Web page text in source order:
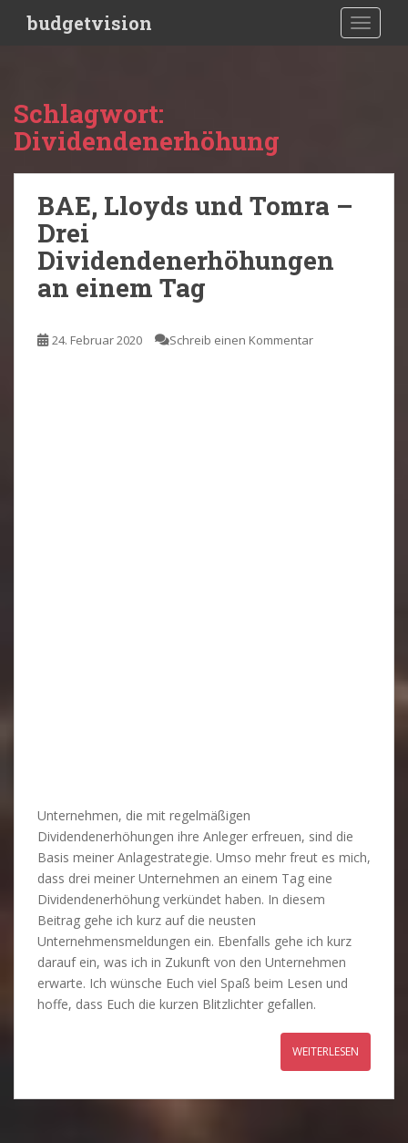
budgetvision
Schlagwort:
Dividendenerhöhung
BAE, Lloyds und Tomra –
Drei
Dividendenerhöhungen
an einem Tag
24. Februar 2020 Schreib einen Kommentar
Unternehmen, die mit regelmäßigen
Dividendenerhöhungen ihre Anleger erfreuen, sind die
Basis meiner Anlagestrategie. Umso mehr freut es mich,
dass drei meiner Unternehmen an einem Tag eine
Dividendenerhöhung verkündet haben. In diesem
Beitrag gehe ich kurz auf die neusten
Unternehmensmeldungen ein. Ebenfalls gehe ich kurz
darauf ein, was ich in Zukunft von den Unternehmen
erwarte. Ich wünsche Euch viel Spaß beim Lesen und
hoffe, dass Euch die kurzen Blitzlichter gefallen.
WEITERLESEN